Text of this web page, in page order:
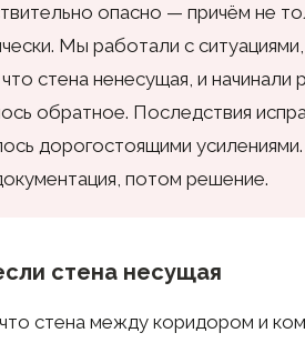
опасно — причём не
Мы работали с
стена ненесущая, и
обратное. Последствия
дорогостоящими
потом решение.
стена несущая
стена между коридором и